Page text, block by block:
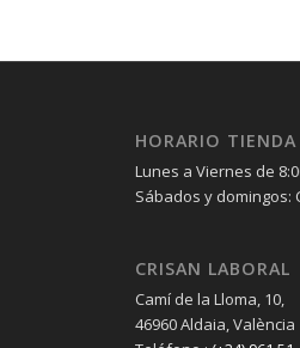
HORARIO TIENDA
Lunes a Viernes de
Sábados y domingos:
CRISAN LABORAL
Camí de la Lloma, 10,
46960 Aldaia, València